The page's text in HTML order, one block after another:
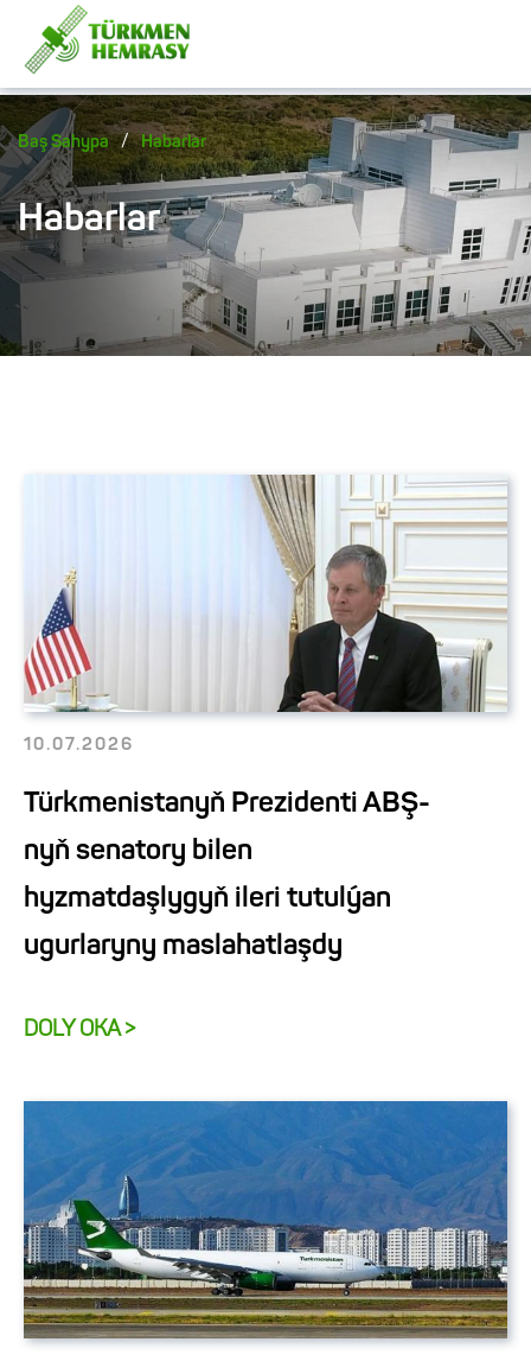
Baş Sahypa / Habarlar
Habarlar
10.07.2026
Türkmenistanyň Prezidenti ABŞ-
nyň senatory bilen
hyzmatdaşlygyň ileri tutulýan
ugurlaryny maslahatlaşdy
DOLY OKA >